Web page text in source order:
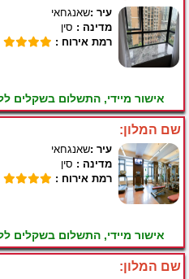
עיר :שאנגחאי
מדינה : סין
רמת אירוח :
אישור מיידי, התשלום בשקלים
שם המלון:
עיר :שאנגחאי
מדינה : סין
רמת אירוח :
אישור מיידי, התשלום בשקלים
שם המלון: